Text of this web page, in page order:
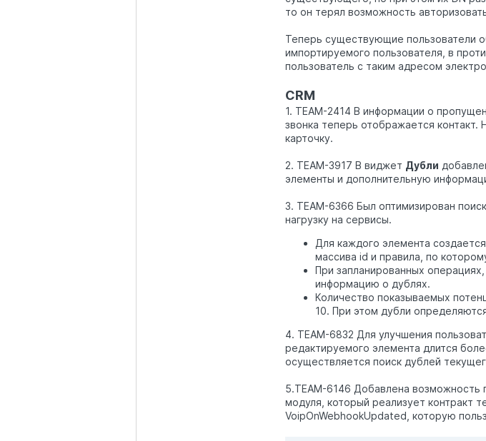
то он терял возможность
Теперь существующие пользователи
импортируемого пользователя, в
пользователь с таким адресом
CRM
1. TEAM-2414 В информации о
звонка теперь отображается
карточку.
2. TEAM-3917 В виджет Дубли
элементы и дополнительную
3. TEAM-6366 Был оптимизирован
нагрузку на сервисы.
Для каждого элемента
массива id и правила, по
При запланированных
информацию о дублях.
Количество показываемых
10. При этом дубли
4. TEAM-6832 Для улучшения
редактируемого элемента длится
осуществляется поиск дублей
5.TEAM-6146 Добавлена возможность
модуля, который реализует контракт
VoipOnWebhookUpdated, которую